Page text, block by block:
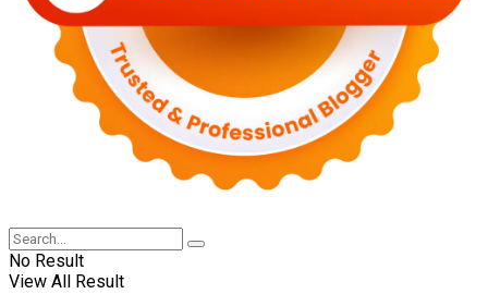
No Result
View All Result